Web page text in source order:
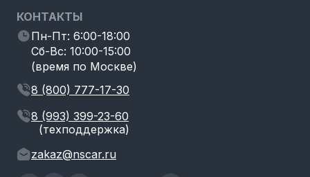
КОНТАКТЫ
Пн-Пт: 6:00-18:00
Сб-Вс: 10:00-15:00
(время по Москве)
8 (800) 777-17-30
8 (993) 399-23-60
(техподдержка)
zakaz@nscar.ru